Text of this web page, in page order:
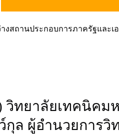
งสถานประกอบการภาครัฐและเ
วิทยาลัยเทคนิคม
กุล ผู้อำนวยการ